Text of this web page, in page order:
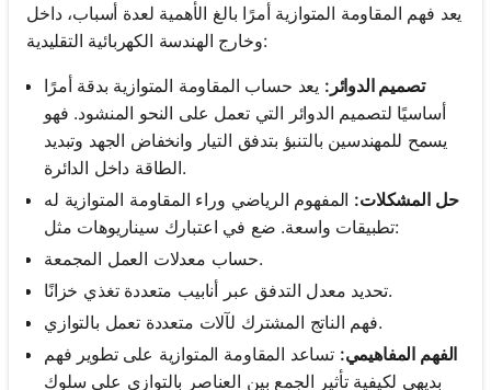
يعد فهم المقاومة المتوازية أمرًا بالغ الأهمية لعدة أسباب، داخل
وخارج الهندسة الكهربائية التقليدية:
تصميم الدوائر: يعد حساب المقاومة المتوازية بدقة أمرًا
أساسيًا لتصميم الدوائر التي تعمل على النحو المنشود. فهو
يسمح للمهندسين بالتنبؤ بتدفق التيار وانخفاض الجهد وتبديد
الطاقة داخل الدائرة.
حل المشكلات: المفهوم الرياضي وراء المقاومة المتوازية له
تطبيقات واسعة. ضع في اعتبارك سيناريوهات مثل:
حساب معدلات العمل المجمعة.
تحديد معدل التدفق عبر أنابيب متعددة تغذي خزانًا.
فهم الناتج المشترك لآلات متعددة تعمل بالتوازي.
الفهم المفاهيمي: تساعد المقاومة المتوازية على تطوير فهم
بديهي لكيفية تأثير الجمع بين العناصر بالتوازي على سلوك